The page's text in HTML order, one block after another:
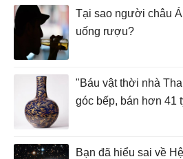
Tại sao người châu
uống rượu?
"Báu vật thời nhà
góc bếp, bán hơn 41
Bạn đã hiểu sai về